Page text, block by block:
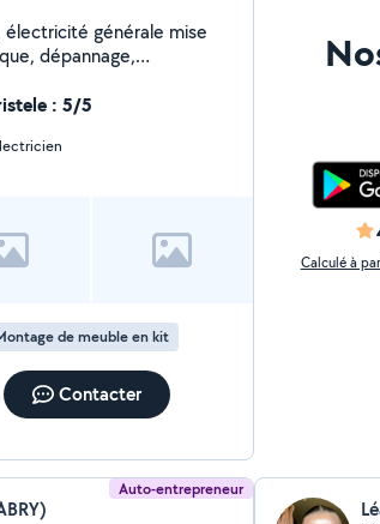
électricité générale mise
dépannage,
pose de cuisine,
: 5/5
de meuble en kit
Contacter
Calculé à
Auto-entrepreneur